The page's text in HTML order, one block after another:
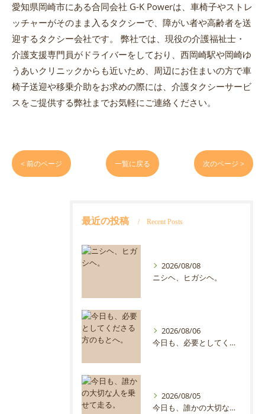
愛知県岡崎市にある合同会社 G-K Powerは、車椅子やストレ
ッチャーがそのまま入るタクシーで、障がい者や高齢者を送
迎するタクシー会社です。 弊社では、現役の介護福祉士・
介護支援専門員がドライバーをしており、西岡崎駅や岡崎ゆ
うあいクリニックからも近いため、周辺にお住まいの方で車
椅子送迎や移乗介助をお求めの際には、介護タクシーサービ
スをご提供する弊社までお気軽にご連絡ください。
< 前のページ 一覧に戻る 次のページ >
最近の投稿 Recent Posts
2026/08/08
ニシヘ、ヒガシヘ。
2026/08/06
今日も、必要としてくださる方のもとへ。
2026/08/05
今日も、誰かの大切な人を乗せて走る。